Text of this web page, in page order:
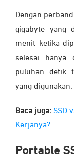
Dengan
gigabyte yang
menit ketika
selesai hanya
puluhan detik
yang digunakan.
Baca juga: SSD
Kerjanya?
Portable